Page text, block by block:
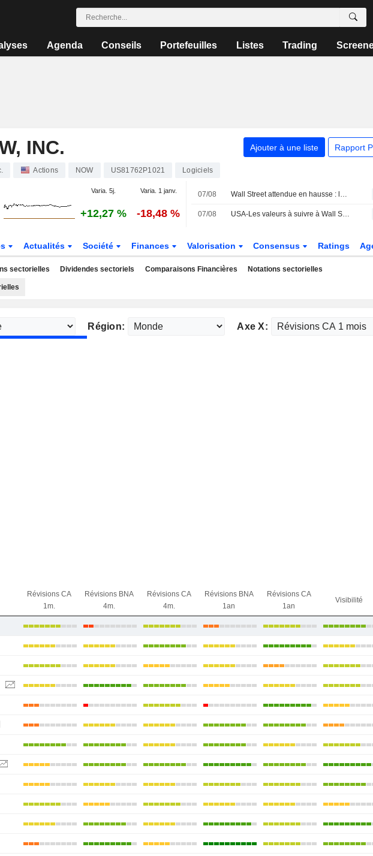
Agenda Conseils Portefeuilles Listes Trading
INC. Ajouter à une liste Rapport
Actions NOW US81762P1021 Logiciels
Varia. 5j. Varia. 1 janv.
+12,27 % -18,48 %
07/08 Wall Street attendue en hausse : la baisse surprise des créations d'emplois refroidit les anticipations de hausse des taux
07/08 USA-Les valeurs à suivre à Wall Street (actualisé)
Actualités Société Finances Valorisation Consensus Ratings
sectorielles Dividendes sectoriels Comparaisons Financières Notations sectorielles
Région: Axe X:
Révisions CA
1m.
Révisions BNA
4m.
Révisions CA
4m.
Révisions BNA
1an
Révisions CA
1an
Visibilité